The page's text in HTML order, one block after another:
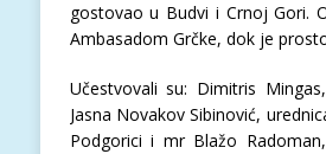
gostovao u Budvi i Crnoj Gori.
Ambasadom Grčke, dok je
Učestvovali su: Dimitris
Jasna Novakov Sibinović,
Podgorici i mr Blažo